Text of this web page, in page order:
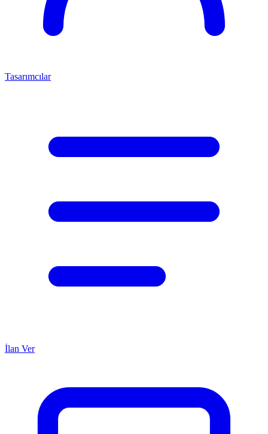
Tasarımcılar
İlan Ver